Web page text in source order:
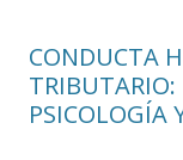
CONDUCTA
TRIBUTARIO:
PSICOLOGÍA